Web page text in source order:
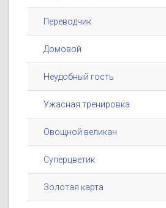
Переводчик
Домовой
Неудобный гость
Ужасная тренировка
Овощной великан
Суперцветик
Золотая карта